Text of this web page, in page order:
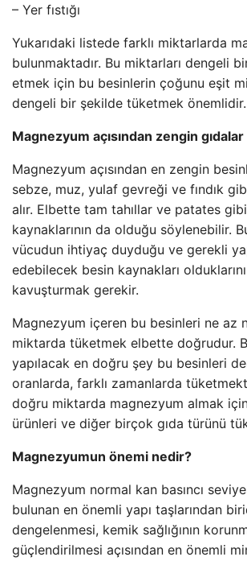
– Yer fıstığı
Yukarıdaki listede farklı miktarlarda
bulunmaktadır. Bu miktarları dengeli
etmek için bu besinlerin çoğunu eşit
dengeli bir şekilde tüketmek önemlidir.
Magnezyum açısından zengin gıdalar
Magnezyum açısından en zengin
sebze, muz, yulaf gevreği ve fındık
alır. Elbette tam tahıllar ve patates
kaynaklarının da olduğu söylenebilir.
vücudun ihtiyaç duyduğu ve gerekli
edebilecek besin kaynakları olduklarını
kavuşturmak gerekir.
Magnezyum içeren bu besinleri ne az
miktarda tüketmek elbette doğrudur.
yapılacak en doğru şey bu besinleri
oranlarda, farklı zamanlarda
doğru miktarda magnezyum almak için
ürünleri ve diğer birçok gıda türünü
Magnezyumun önemi nedir?
Magnezyum normal kan basıncı
bulunan en önemli yapı taşlarından
dengelenmesi, kemik sağlığının
güçlendirilmesi açısından en önemli